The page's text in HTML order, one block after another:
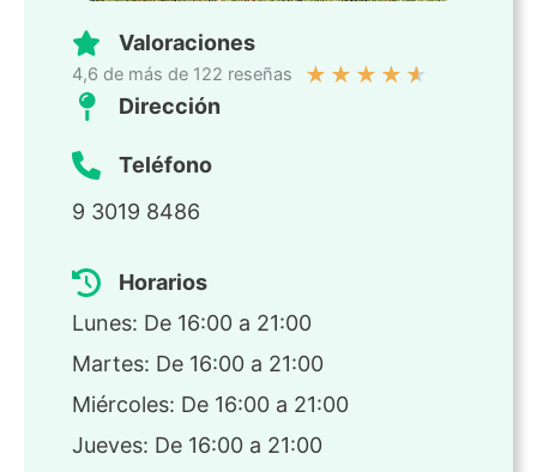
Valoraciones
4,6 de más de 122 reseñas ★ ★ ★ ★ ★
Dirección
Teléfono
9 3019 8486
Horarios
Lunes: De 16:00 a 21:00
Martes: De 16:00 a 21:00
Miércoles: De 16:00 a 21:00
Jueves: De 16:00 a 21:00